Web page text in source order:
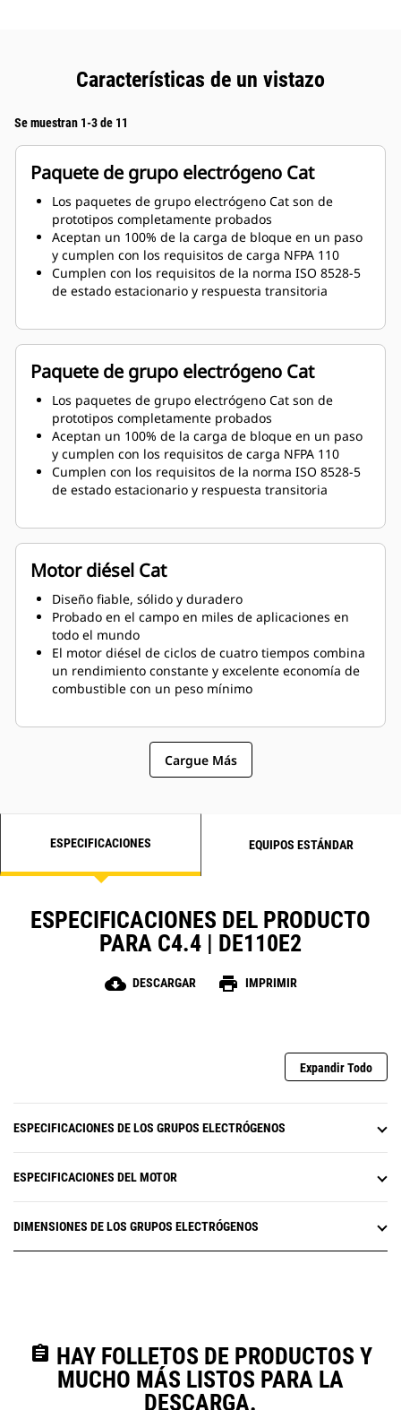
Características de un vistazo
Se muestran 1-3 de 11
Paquete de grupo electrógeno Cat
Los paquetes de grupo electrógeno Cat son de
prototipos completamente probados
Aceptan un 100% de la carga de bloque en un paso
y cumplen con los requisitos de carga NFPA 110
Cumplen con los requisitos de la norma ISO 8528-5
de estado estacionario y respuesta transitoria
Paquete de grupo electrógeno Cat
Los paquetes de grupo electrógeno Cat son de
prototipos completamente probados
Aceptan un 100% de la carga de bloque en un paso
y cumplen con los requisitos de carga NFPA 110
Cumplen con los requisitos de la norma ISO 8528-5
de estado estacionario y respuesta transitoria
Motor diésel Cat
Diseño fiable, sólido y duradero
Probado en el campo en miles de aplicaciones en
todo el mundo
El motor diésel de ciclos de cuatro tiempos combina
un rendimiento constante y excelente economía de
combustible con un peso mínimo
Cargue Más
ESPECIFICACIONES EQUIPOS ESTÁNDAR
ESPECIFICACIONES DEL PRODUCTO
PARA C4.4 | DE110E2
cloud_download DESCARGAR print IMPRIMIR
Expandir Todo
ESPECIFICACIONES DE LOS GRUPOS ELECTRÓGENOS
ESPECIFICACIONES DEL MOTOR
DIMENSIONES DE LOS GRUPOS ELECTRÓGENOS
assignment HAY FOLLETOS DE PRODUCTOS Y
MUCHO MÁS LISTOS PARA LA
DESCARGA.